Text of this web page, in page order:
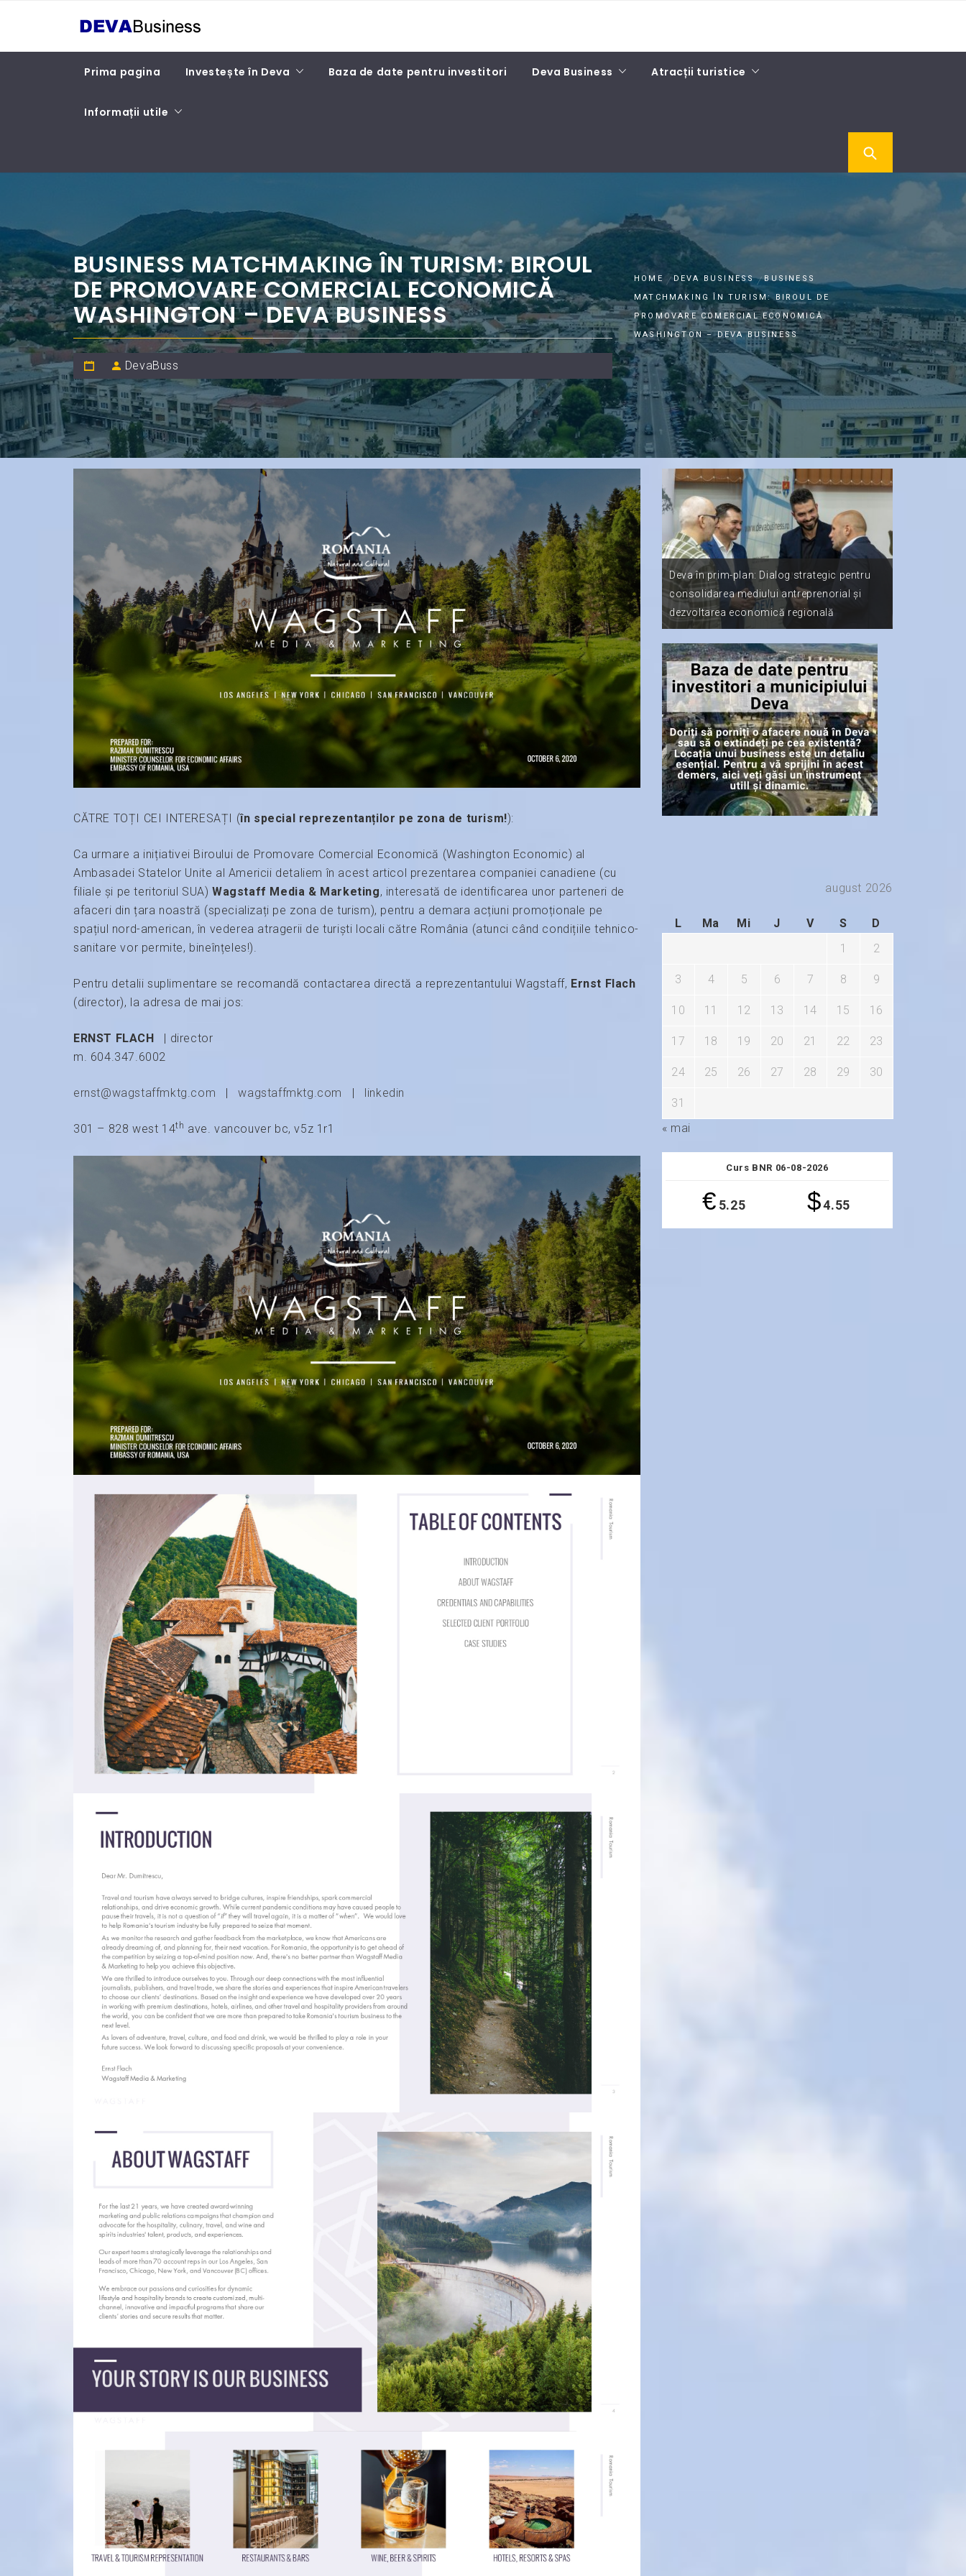
DEVA BUSINESS
Prima pagina Investește în Deva Baza de date pentru investitori Deva Business Atracții turistice
Informații utile
BUSINESS MATCHMAKING ÎN TURISM: BIROUL
DE PROMOVARE COMERCIAL ECONOMICĂ
WASHINGTON – DEVA BUSINESS
DevaBuss
HOME DEVA BUSINESS
BUSINESS
MATCHMAKING ÎN TURISM: BIROUL DE
PROMOVARE COMERCIAL ECONOMICĂ
WASHINGTON – DEVA BUSINESS
CĂTRE TOȚI CEI INTERESAȚI (în special reprezentanților pe zona de turism!):
Ca urmare a inițiativei Biroului de Promovare Comercial Economică (Washington Economic) al
Ambasadei Statelor Unite al Americii detaliem în acest articol prezentarea companiei canadiene (cu
filiale și pe teritoriul SUA) Wagstaff Media & Marketing, interesată de identificarea unor parteneri de
afaceri din țara noastră (specializați pe zona de turism), pentru a demara acțiuni promoționale pe
spațiul nord-american, în vederea atragerii de turiști locali către România (atunci când condițiile tehnico-
sanitare vor permite, bineînțeles!).
Pentru detalii suplimentare se recomandă contactarea directă a reprezentantului Wagstaff, Ernst Flach
(director), la adresa de mai jos:
ERNST FLACH | director
m. 604.347.6002
ernst@wagstaffmktg.com |wagstaffmktg.com | linkedin
301 – 828 west 14th ave. vancouver bc, v5z 1r1
Municipul Deva reprezentat la Forumul
economic România-China (Jiangsu):
Industry Cooperation Conference 2025
𝑰𝒏𝒗𝒆𝒔𝒕𝒊𝒕̦𝒊𝒆 𝒅𝒆 7 𝒎𝒊𝒍𝒊𝒐𝒂𝒏𝒆 𝒅𝒆 𝒆𝒖𝒓𝒐 𝒍𝒂 𝑫𝒆𝒗𝒂: 𝑯𝑨𝑽𝑰
𝒄𝒐𝒏𝒔𝒕𝒓𝒖𝒊𝒆𝒔̦𝒕𝒆 𝒂𝒊𝒄𝒊 𝒖𝒏 𝒅𝒆𝒑𝒐𝒛𝒊𝒕 𝒍𝒐𝒈𝒊𝒔𝒕𝒊𝒄 𝒎𝒐𝒅𝒆𝒓𝒏
Deva în prim-plan: Dialog strategic pentru
consolidarea mediului antreprenorial și
dezvoltarea economică regională
august 2026
L Ma Mi J V S
D
1
2
3 4 5 6 7 8 9
10 11 12 13 14 15 16
17 18 19 20 21 22 23
24 25 26 27 28 29 30
31
« mai
Curs BNR 06-08-2026
€ 5.25 $4.55